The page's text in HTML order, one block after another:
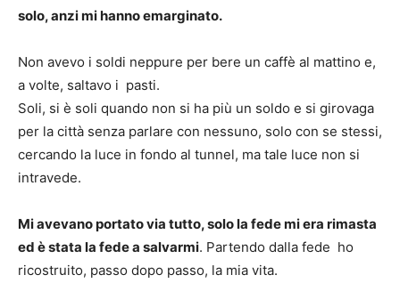
solo, anzi mi hanno emarginato.
Non avevo i soldi neppure per bere un caffè al mattino e,
a volte, saltavo i pasti.
Soli, si è soli quando non si ha più un soldo e si girovaga
per la città senza parlare con nessuno, solo con se stessi,
cercando la luce in fondo al tunnel, ma tale luce non si
intravede.
Mi avevano portato via tutto, solo la fede mi era rimasta
ed è stata la fede a salvarmi. Partendo dalla fede ho
ricostruito, passo dopo passo, la mia vita.